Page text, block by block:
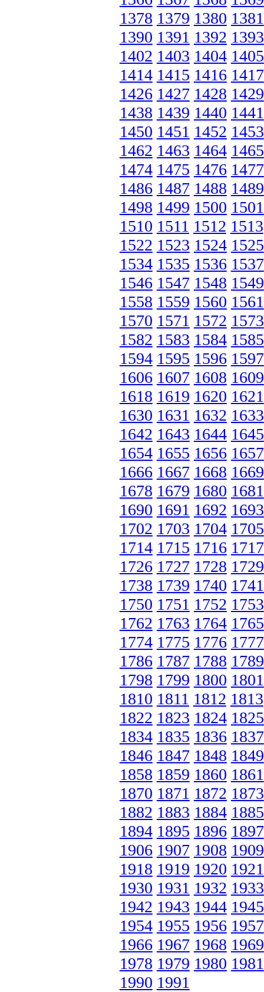
1378 1379 1380 1381
1390 1391 1392 1393
1402 1403 1404 1405
1414 1415 1416 1417
1426 1427 1428 1429
1438 1439 1440 1441
1450 1451 1452 1453
1462 1463 1464 1465
1474 1475 1476 1477
1486 1487 1488 1489
1498 1499 1500 1501
1510 1511 1512 1513
1522 1523 1524 1525
1534 1535 1536 1537
1546 1547 1548 1549
1558 1559 1560 1561
1570 1571 1572 1573
1582 1583 1584 1585
1594 1595 1596 1597
1606 1607 1608 1609
1618 1619 1620 1621
1630 1631 1632 1633
1642 1643 1644 1645
1654 1655 1656 1657
1666 1667 1668 1669
1678 1679 1680 1681
1690 1691 1692 1693
1702 1703 1704 1705
1714 1715 1716 1717
1726 1727 1728 1729
1738 1739 1740 1741
1750 1751 1752 1753
1762 1763 1764 1765
1774 1775 1776 1777
1786 1787 1788 1789
1798 1799 1800 1801
1810 1811 1812 1813
1822 1823 1824 1825
1834 1835 1836 1837
1846 1847 1848 1849
1858 1859 1860 1861
1870 1871 1872 1873
1882 1883 1884 1885
1894 1895 1896 1897
1906 1907 1908 1909
1918 1919 1920 1921
1930 1931 1932 1933
1942 1943 1944 1945
1954 1955 1956 1957
1966 1967 1968 1969
1978 1979 1980 1981
1990 1991